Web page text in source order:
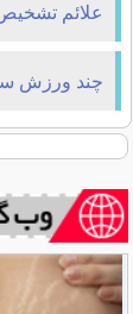
علائم
چند ورزش